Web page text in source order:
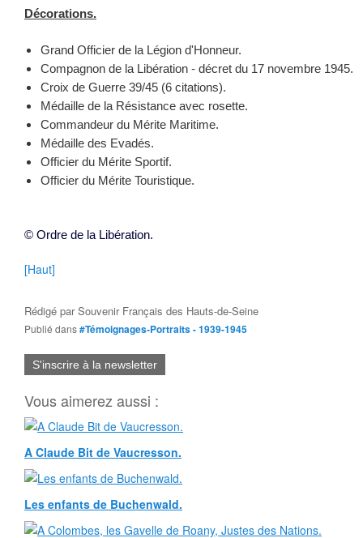
Décorations.
Grand Officier de la Légion d'Honneur.
Compagnon de la Libération - décret du 17 novembre 1945.
Croix de Guerre 39/45 (6 citations).
Médaille de la Résistance avec rosette.
Commandeur du Mérite Maritime.
Médaille des Evadés.
Officier du Mérite Sportif.
Officier du Mérite Touristique.
© Ordre de la Libération.
[Haut]
Rédigé parSouvenir Français des Hauts-de-Seine
Publié dans#Témoignages-Portraits - 1939-1945
S'inscrire à la newsletter
Vous aimerez aussi :
A Claude Bit de Vaucresson.
Les enfants de Buchenwald.